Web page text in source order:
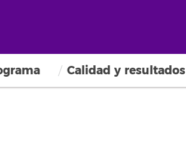
Calidad y resultados